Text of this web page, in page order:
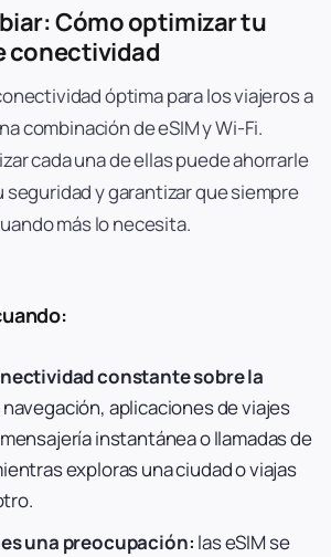
Cómo optimizar tu
conectividad
óptima para los viajeros a
combinación de eSIM y Wi-Fi.
cada una de ellas puede ahorrarle
seguridad y garantizar que siempre
más lo necesita.
constante sobre la
navegación, aplicaciones de viajes
instantánea o llamadas de
exploras una ciudad o viajas
una preocupación: las eSIM se